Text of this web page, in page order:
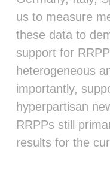
░░ ▓██████░
▒██████▓░
▓██████▓
▓██████▓
░▓██▓███▒
░░▓██▓▓██▒
▓██▓▓██▓░
░  ▒██▒███░
░░ ▓██░▒██
░███░▒█▓░
us to measure
these data to
support for
heterogeneous
importantly,
hyperpartisan
RRPPs still
results for the